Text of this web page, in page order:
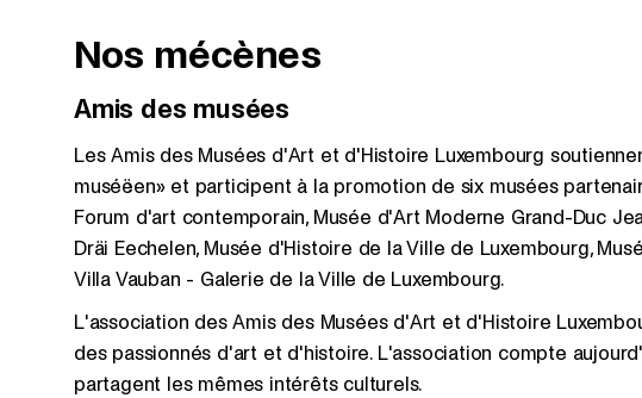
Nos mécènes
Amis des musées
Les Amis des Musées d'Art et d'Histoire Luxembourg
muséëen» et participent à la promotion de six musées
Forum d'art contemporain, Musée d'Art Moderne Grand-Duc
Dräi Eechelen, Musée d'Histoire de la Ville de Luxembourg,
Villa Vauban - Galerie de la Ville de Luxembourg.
L'association des Amis des Musées d'Art et d'Histoire
des passionnés d'art et d'histoire. L'association compte
partagent les mêmes intérêts culturels.